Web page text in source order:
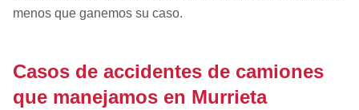
menos que ganemos su caso.
Casos de accidentes de camiones
que manejamos en Murrieta